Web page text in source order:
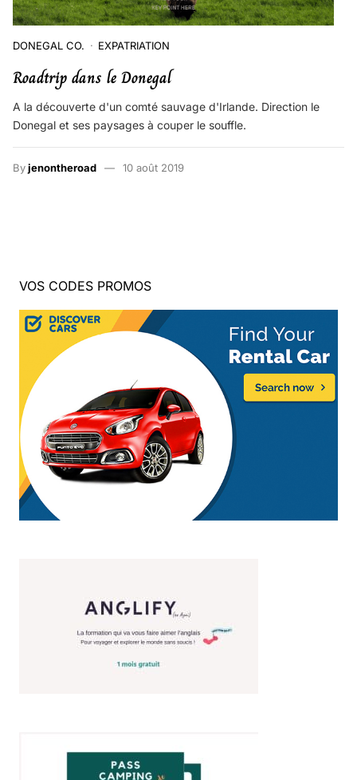
DONEGAL CO. EXPATRIATION
Roadtrip dans le Donegal
A la découverte d'un comté sauvage d'Irlande. Direction le
Donegal et ses paysages à couper le souffle.
Byjenontheroad 10 août 2019
VOS CODES PROMOS